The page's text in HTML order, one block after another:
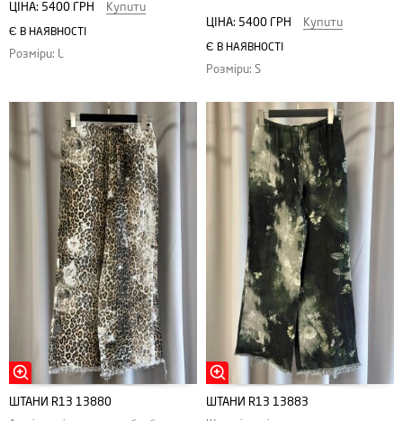
ЦІНА: 5400 ГРН Купити
Є В НАЯВНОСТІ
Розміри: L
ЦІНА: 5400 ГРН Купити
Є В НАЯВНОСТІ
Розміри: S
ШТАНИ R13 13880 ШТАНИ R13 13883